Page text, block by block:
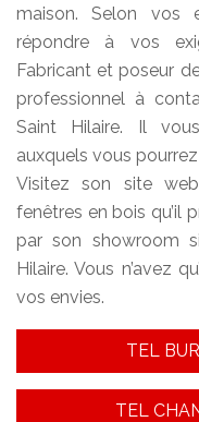
maison. Selon vos
répondre à vos
Fabricant et poseur
professionnel à
Saint Hilaire. Il
auxquels vous
Visitez son site
fenêtres en bois qu’il
par son showroom
Hilaire. Vous n’avez
vos envies.
TEL
TEL